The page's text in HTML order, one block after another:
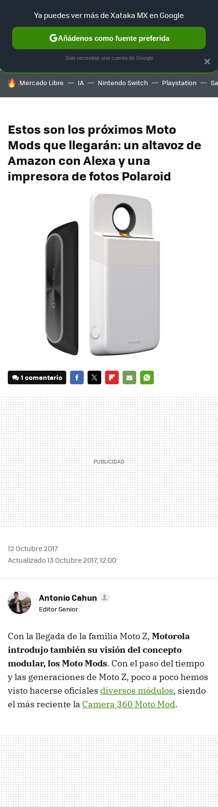
SELECCIÓN GAMING HOME AUTO TERRITORIO
HOY SE HABLA DE
Mercado Libre IA Nintendo Switch Playstation
Estos son los próximos Moto
Mods que llegarán: un altavoz de
Amazon con Alexa y una
impresora de fotos Polaroid
1 comentario
MAIL
12 Octubre 2017
Actualizado 13 Octubre 2017, 12:00
Antonio Cahun
Editor Senior
Con la llegada de la familia Moto Z, Motorola
introdujo también su visión del concepto
modular, los Moto Mods. Con el paso del tiempo
y las generaciones de Moto Z, poco a poco hemos
visto hacerse oficiales diversos módulos, siendo
el más reciente la Camera 360 Moto Mod.
×
Ya puedes ver más de Xataka MX en Google
Añádenos como fuente preferida
Solo necesitas una cuenta de Google